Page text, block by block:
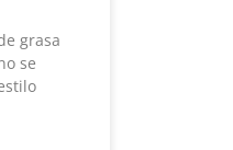
grasa
se